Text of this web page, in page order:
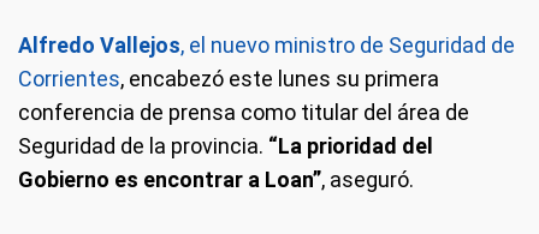
Alfredo Vallejos, el nuevo ministro de Seguridad de
Corrientes, encabezó este lunes su primera
conferencia de prensa como titular del área de
Seguridad de la provincia. “La prioridad del
Gobierno es encontrar a Loan”, aseguró.